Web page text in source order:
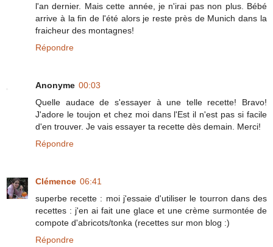
l'an dernier. Mais cette année, je n'irai pas non plus. Bébé
arrive à la fin de l'été alors je reste près de Munich dans la
fraicheur des montagnes!
Répondre
Anonyme 00:03
Quelle audace de s'essayer à une telle recette! Bravo!
J'adore le toujon et chez moi dans l'Est il n'est pas si facile
d'en trouver. Je vais essayer ta recette dès demain. Merci!
Répondre
Clémence 06:41
superbe recette : moi j'essaie d'utiliser le tourron dans des
recettes : j'en ai fait une glace et une crème surmontée de
compote d'abricots/tonka (recettes sur mon blog :)
Répondre